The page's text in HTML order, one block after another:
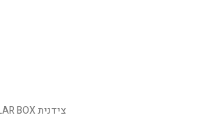
צידנית POLAR BOX. |